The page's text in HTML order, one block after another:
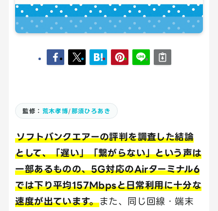
監修： 荒木孝博/那須ひろあき
ソフトバンクエアーの評判を調査した結論
として、「遅い」「繋がらない」という声は
一部あるものの、5G対応のAirターミナル6
では下り平均157Mbpsと日常利用に十分な
速度が出ています。また、同じ回線・端末